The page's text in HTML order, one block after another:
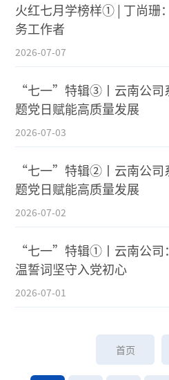
火红七月学榜样① | 丁尚
务工作者
2026-07-07
“七一”特辑③丨云南公司
题党日赋能高质量发展
2026-07-03
“七一”特辑②丨云南公司
题党日赋能高质量发展
2026-07-02
“七一”特辑①丨云南公司
温誓词坚守入党初心
2026-07-01
首页